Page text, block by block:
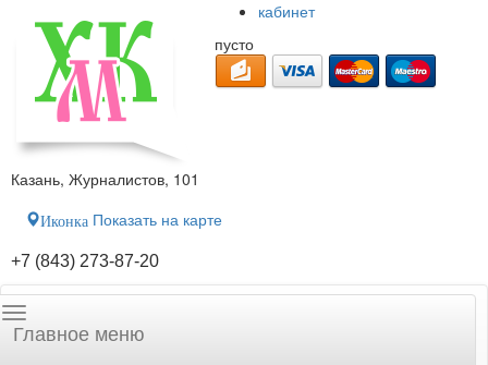
кабинет
пусто
Казань, Журналистов, 101
Иконка Показать на карте
+7 (843) 273-87-20
Главное меню